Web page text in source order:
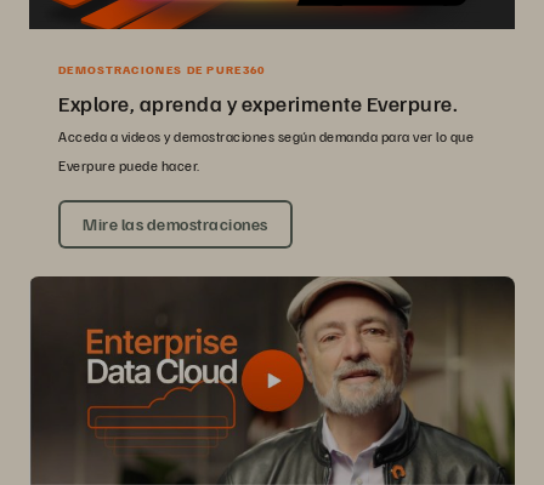
DEMOSTRACIONES DE PURE360
Explore, aprenda y experimente Everpure.
Acceda a videos y demostraciones según demanda para ver lo que
Everpure puede hacer.
Mire las demostraciones